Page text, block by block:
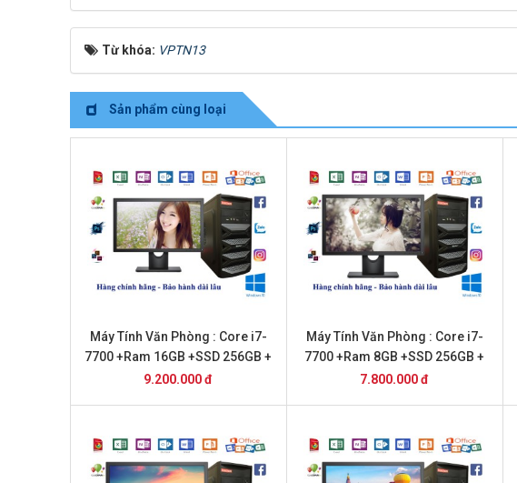
Từ khóa: VPTN13
Sản phẩm cùng loại
Máy Tính Văn Phòng : Core i7-
7700 +Ram 16GB +SSD 256GB +
22inch Dell
9.200.000 đ
Máy Tính Văn Phòng : Core i7-
7700 +Ram 8GB +SSD 256GB +
20inch Dell
7.800.000 đ